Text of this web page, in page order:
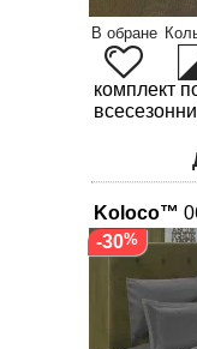
В обране
комплект
Koloco™
-30